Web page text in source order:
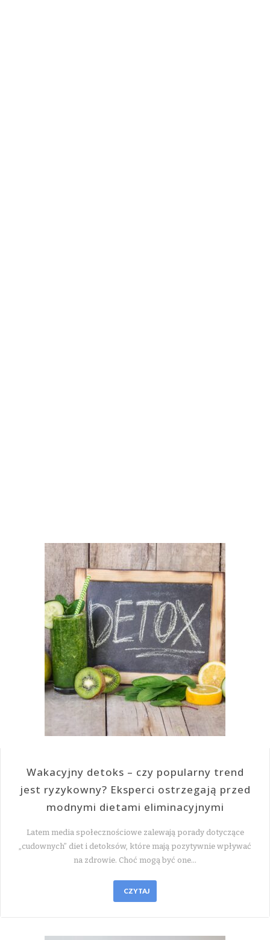
Wakacyjny detoks – czy popularny trend
jest ryzykowny? Eksperci ostrzegają przed
modnymi dietami eliminacyjnymi
Latem media społecznościowe zalewają porady dotyczące
„cudownych” diet i detoksów, które mają pozytywnie wpływać
na zdrowie. Choć mogą być one…
CZYTAJ